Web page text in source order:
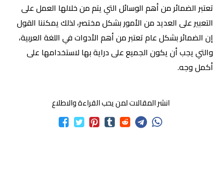
تعتبر الضمائر من أهم الوسائل التي يتم من خلالها العمل على
التعبير على العديد من الأمور بشكل مختصر، لذلك يمكننا القول
إن الضمائر بشكل عام تعتبر من أهم الأدوات في اللغة العربية،
والتي يجب أن يكون الجميع على دراية بها لاستخدامها على
أكمل وجه.
انشر المقالات لمن يحب القراءة والاطلاع